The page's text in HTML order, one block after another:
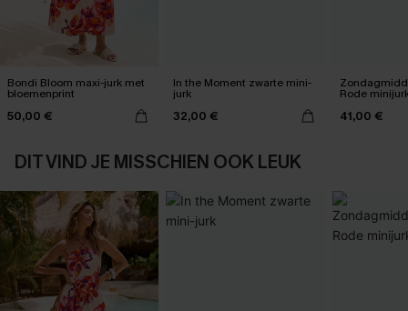
Bondi Bloom maxi-jurk met
bloemenprint
50,00 €
In the Moment zwarte mini-
jurk
32,00 €
Rode
41,00 €
DIT VIND JE MISSCHIEN OOK LEUK